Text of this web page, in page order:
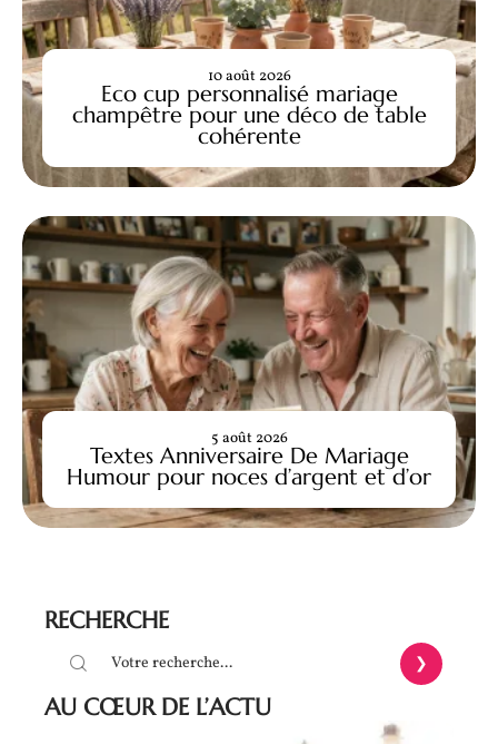
Eco cup personnalisé mariage
champêtre pour une déco de table
cohérente
10 août 2026
Textes Anniversaire De Mariage
Humour pour noces d’argent et d’or
5 août 2026
RECHERCHE
AU CŒUR DE L’ACTU